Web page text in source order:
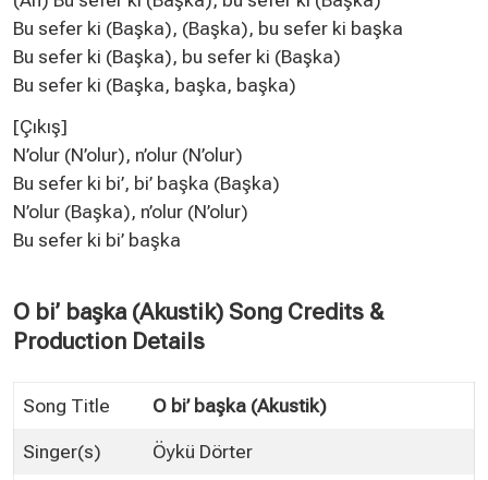
Bu sefer ki (Başka), (Başka), bu sefer ki başka
Bu sefer ki (Başka), bu sefer ki (Başka)
Bu sefer ki (Başka, başka, başka)
[Çıkış]
N’olur (N’olur), n’olur (N’olur)
Bu sefer ki bi’, bi’ başka (Başka)
N’olur (Başka), n’olur (N’olur)
Bu sefer ki bi’ başka
O bi’ başka (Akustik) Song Credits &
Production Details
Song Title O bi’ başka (Akustik)
Singer(s) Öykü Dörter